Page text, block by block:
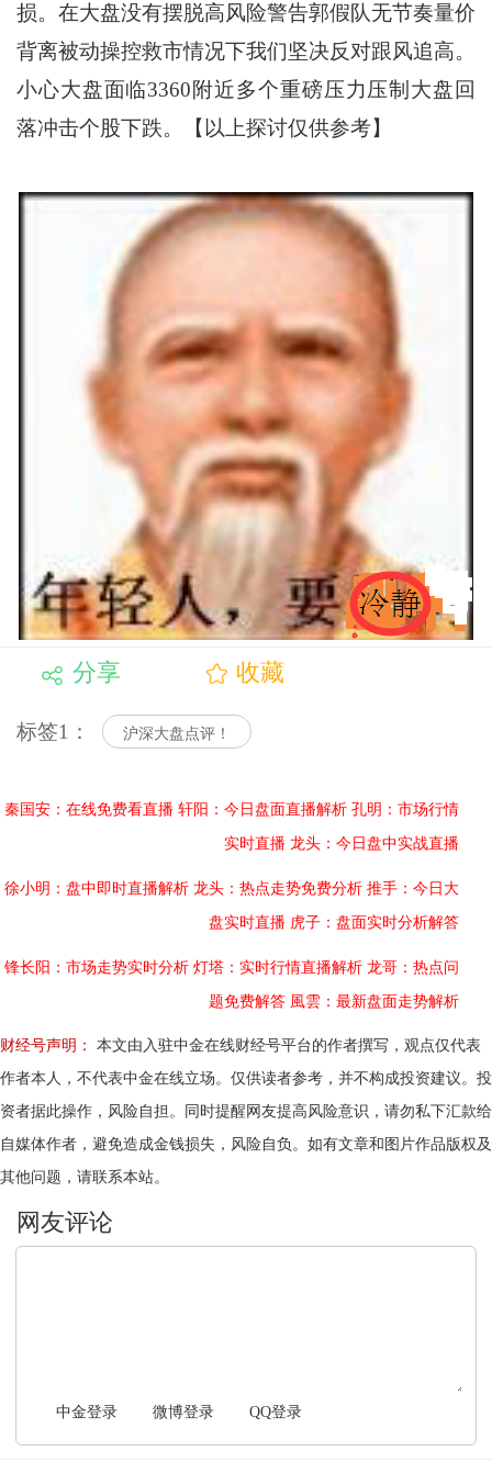
损。在大盘没有摆脱高风险警告郭假队无节奏量价
背离被动操控救市情况下我们坚决反对跟风追高。
小心大盘面临3360附近多个重磅压力压制大盘回
落冲击个股下跌。【以上探讨仅供参考】
分享 收藏
标签1： 沪深大盘点评！
秦国安：在线免费看直播 轩阳：今日盘面直播解析 孔明：市场行情
实时直播 龙头：今日盘中实战直播
徐小明：盘中即时直播解析 龙头：热点走势免费分析 推手：今日大
盘实时直播 虎子：盘面实时分析解答
锋长阳：市场走势实时分析 灯塔：实时行情直播解析 龙哥：热点问
题免费解答 風雲：最新盘面走势解析
财经号声明：
本文由入驻中金在线财经号平台的作者撰写，观点仅代表
作者本人，不代表中金在线立场。仅供读者参考，并不构成投资建议。投
资者据此操作，风险自担。同时提醒网友提高风险意识，请勿私下汇款给
自媒体作者，避免造成金钱损失，风险自负。如有文章和图片作品版权及
其他问题，请联系本站。
中金登录 微博登录 QQ登录